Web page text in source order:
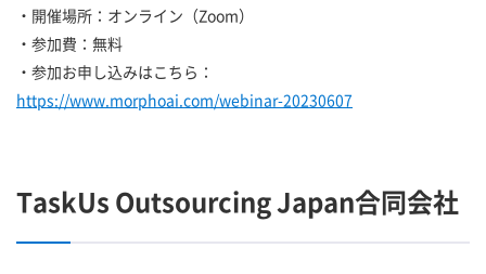
・開催場所：オンライン（Zoom）
・参加費：無料
・参加お申し込みはこちら：
https://www.morphoai.com/webinar-20230607
TaskUs Outsourcing Japan合同会社